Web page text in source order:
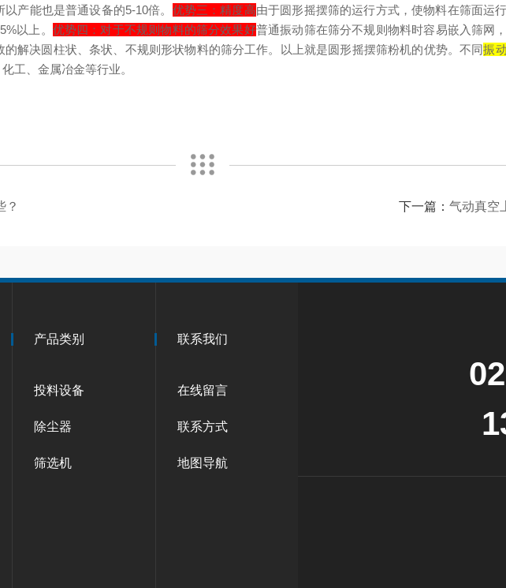
产能也是普通设备的5-10倍。 优势三：精度高由于圆形摇摆筛的运行方式，使物料在筛面运
以上。 优势四：对于不规则物料的筛分效果好普通振动筛在筛分不规则物料时容易嵌入筛网
解决圆柱状、条状、不规则形状物料的筛分工作。
以上就是圆形摇摆筛粉机的优势。不同振
工、金属冶金等行业。
？ 下一篇： 气动真空
产品类别
投料设备
除尘器
筛选机
联系我们
在线留言
联系方式
地图导航